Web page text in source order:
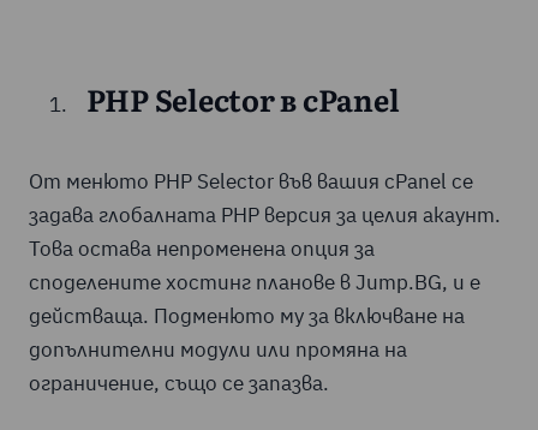
PHP Selector в cPanel
От менюто PHP Selector във вашия cPanel се
задава глобалната PHP версия за целия акаунт.
Това остава непроменена опция за
споделените хостинг планове в Jump.BG, и е
действаща. Подменюто му за включване на
допълнителни модули или промяна на
ограничение, също се запазва.